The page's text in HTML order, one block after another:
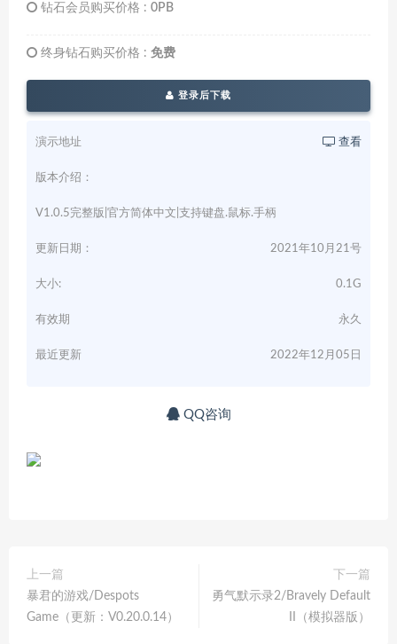
钻石会员购买价格 : 0PB
终身钻石购买价格 : 免费
登录后下载
演示地址 查看
版本介绍：
V1.0.5完整版|官方简体中文|支持键盘.鼠标.手柄
更新日期： 2021年10月21号
大小: 0.1G
有效期 永久
最近更新 2022年12月05日
QQ咨询
上一篇
暴君的游戏/Despots
Game（更新：V0.20.0.14）
下一篇
勇气默示录2/Bravely Default
II（模拟器版）